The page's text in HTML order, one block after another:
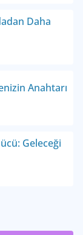
Daha
Anahtarı
Geleceği